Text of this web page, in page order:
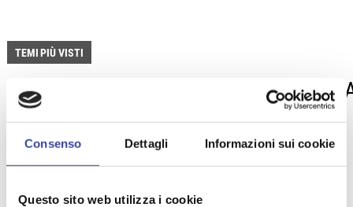
Consenso Dettagli Informazioni sui cookie
Questo sito web utilizza i cookie
TEMI PIÙ VISTI
DIFESA CIVICA EDILIZIA
CORONAVIRUS
SERVIZI SOCIALI INNOVAZIONE ,
PROTEZIONE CIVILE URBANISTICA